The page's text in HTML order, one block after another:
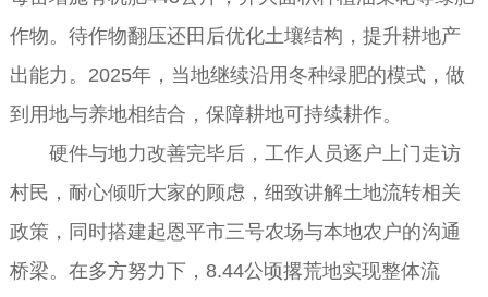
作物。待作物翻压还田后优化土壤结构，提升耕地产
出能力。2025年，当地继续沿用冬种绿肥的模式，做
到用地与养地相结合，保障耕地可持续耕作。
硬件与地力改善完毕后，工作人员逐户上门走访
村民，耐心倾听大家的顾虑，细致讲解土地流转相关
政策，同时搭建起恩平市三号农场与本地农户的沟通
桥梁。在多方努力下，8.44公顷撂荒地实现整体流